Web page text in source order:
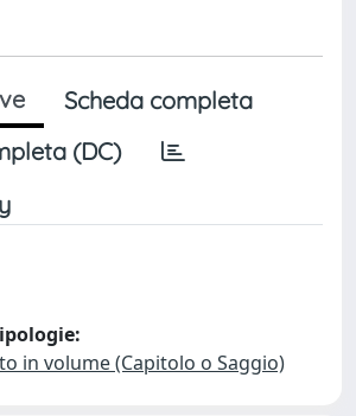
Scheda completa
(DC)
in volume (Capitolo o Saggio)